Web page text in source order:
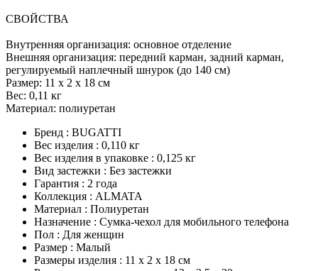
СВОЙСТВА
Внутренняя организация: основное отделение
Внешняя организация: передний карман, задний карман,
регулируемый наплечный шнурок (до 140 см)
Размер: 11 x 2 x 18 см
Вес: 0,11 кг
Материал: полиуретан
Бренд : BUGATTI
Вес изделия : 0,110 кг
Вес изделия в упаковке : 0,125 кг
Вид застежки : Без застежки
Гарантия : 2 года
Коллекция : ALMATA
Материал : Полиуретан
Назначение : Сумка-чехол для мобильного телефона
Пол : Для женщин
Размер : Малый
Размеры изделия : 11 х 2 х 18 см